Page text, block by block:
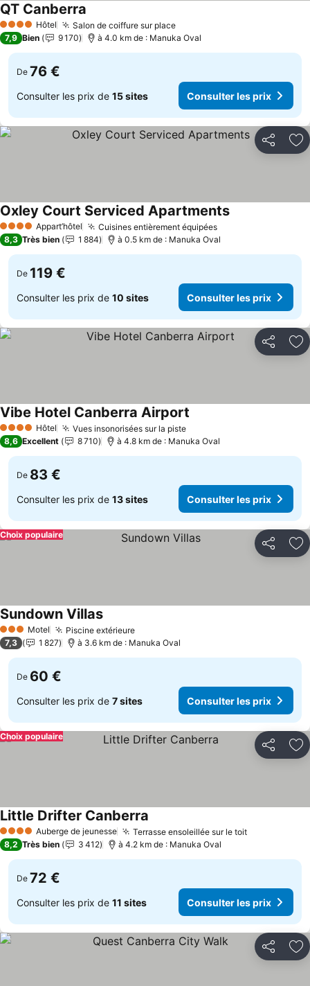
4 Étoiles Hôtel Salon de coiffure sur place
QT Canberra
7,9 Bien 9 170 à 4.0 km de : Manuka Oval
De 76 €
Consulter les prix de 15 sites Consulter les prix
Partager
4 Étoiles Appart’hôtel Cuisines entièrement équipées
Oxley Court Serviced Apartments
8,3 Très bien 1 884 à 0.5 km de : Manuka Oval
De 119 €
Consulter les prix de 10 sites Consulter les prix
Partager
4 Étoiles Hôtel Vues insonorisées sur la piste
Vibe Hotel Canberra Airport
8,6 Excellent 8 710 à 4.8 km de : Manuka Oval
De 83 €
Consulter les prix de 13 sites Consulter les prix
Partager
Choix populaire
3 ÉtoilesMotel Piscine extérieure
Sundown Villas
7,3 1 827 à 3.6 km de : Manuka Oval
De 60 €
Consulter les prix de 7 sites Consulter les prix
Partager
Choix populaire
4 Étoiles Auberge de jeunesse Terrasse ensoleillée sur le toit
Little Drifter Canberra
8,2 Très bien 3 412 à 4.2 km de : Manuka Oval
De 72 €
Consulter les prix de 11 sites Consulter les prix
Partager